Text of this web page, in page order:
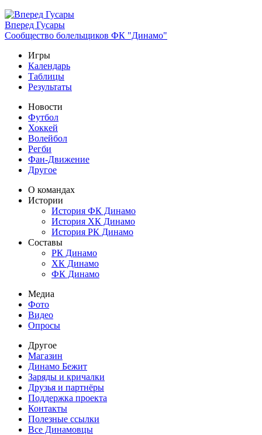
Вперед Гусары
Сообщество болельщиков ФК "Динамо"
Игры
Календарь
Таблицы
Результаты
Новости
Футбол
Хоккей
Волейбол
Регби
Фан-Движение
Другое
О командах
Истории
История ФК Динамо
История ХК Динамо
История РК Динамо
Составы
РК Динамо
ХК Динамо
ФК Динамо
Медиа
Фото
Видео
Опросы
Другое
Магазин
Динамо Бежит
Заряды и кричалки
Друзья и партнёры
Поддержка проекта
Контакты
Полезные ссылки
Все Динамовцы